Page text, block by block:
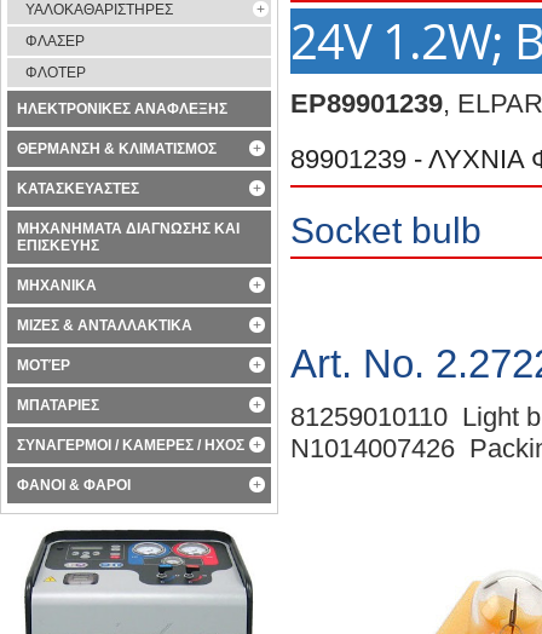
24V 1.2W;
EP89901239,
89901239 -
Socket bulb
Art. No.
81259010110 Light
N1014007426
ΥΑΛΟΚΑΘΑΡΙΣΤΗΡΕΣ
ΦΛΑΣΕΡ
ΦΛΟΤΕΡ
ΗΛΕΚΤΡΟΝΙΚΕΣ ΑΝΑΦΛΕΞΗΣ
ΘΕΡΜΑΝΣΗ & ΚΛΙΜΑΤΙΣΜΟΣ
ΚΑΤΑΣΚΕΥΑΣΤΕΣ
ΜΗΧΑΝΗΜΑΤΑ ΔΙΑΓΝΩΣΗΣ ΚΑΙ
ΕΠΙΣΚΕΥΗΣ
ΜΗΧΑΝΙΚΑ
ΜΙΖΕΣ & ΑΝΤΑΛΛΑΚΤΙΚΑ
ΜΟΤΈΡ
ΜΠΑΤΑΡΙΕΣ
ΣΥΝΑΓΕΡΜΟΙ / ΚΑΜΕΡΕΣ / ΗΧΟΣ
ΦΑΝΟΙ & ΦΑΡΟΙ